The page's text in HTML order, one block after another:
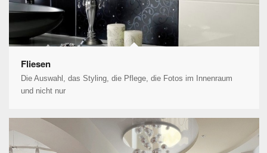
Fliesen
Die Auswahl, das Styling, die Pflege, die Fotos im Innenraum
und nicht nur